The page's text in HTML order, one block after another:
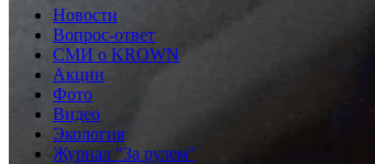
Новости
Вопрос-ответ
СМИ о KROWN
Акции
Фото
Видео
Экология
Журнал "За рулем"